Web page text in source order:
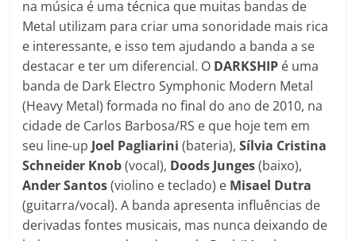
na música é uma técnica que muitas bandas de
Metal utilizam para criar uma sonoridade mais rica
e interessante, e isso tem ajudando a banda a se
destacar e ter um diferencial. O DARKSHIP é uma
banda de Dark Electro Symphonic Modern Metal
(Heavy Metal) formada no final do ano de 2010, na
cidade de Carlos Barbosa/RS e que hoje tem em
seu line-up Joel Pagliarini (bateria),Sílvia Cristina
Schneider Knob(vocal), Doods Junges(baixo),
Ander Santos(violino e teclado) e Misael Dutra
(guitarra/vocal). A banda apresenta influências de
derivadas fontes musicais, mas nunca deixando de